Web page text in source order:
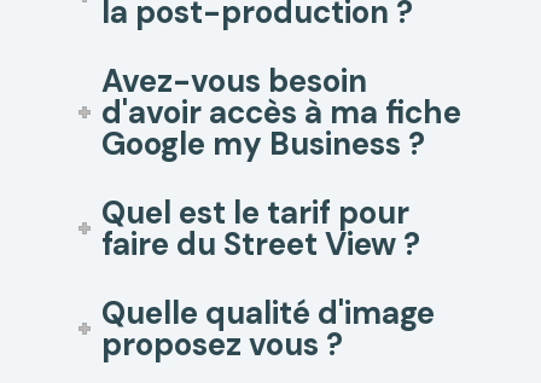
la post-production ?
Avez-vous besoin
d'avoir accès à ma fiche
Google my Business ?
Quel est le tarif pour
faire du Street View ?
Quelle qualité d'image
proposez vous ?